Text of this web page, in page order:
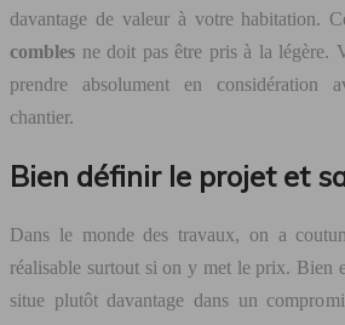
davantage de valeur à votre habitation.
combles ne doit pas être pris à la légère.
prendre absolument en considération
chantier.
Bien définir le projet et
Dans le monde des travaux, on a
réalisable surtout si on y met le prix. Bien
situe plutôt davantage dans un